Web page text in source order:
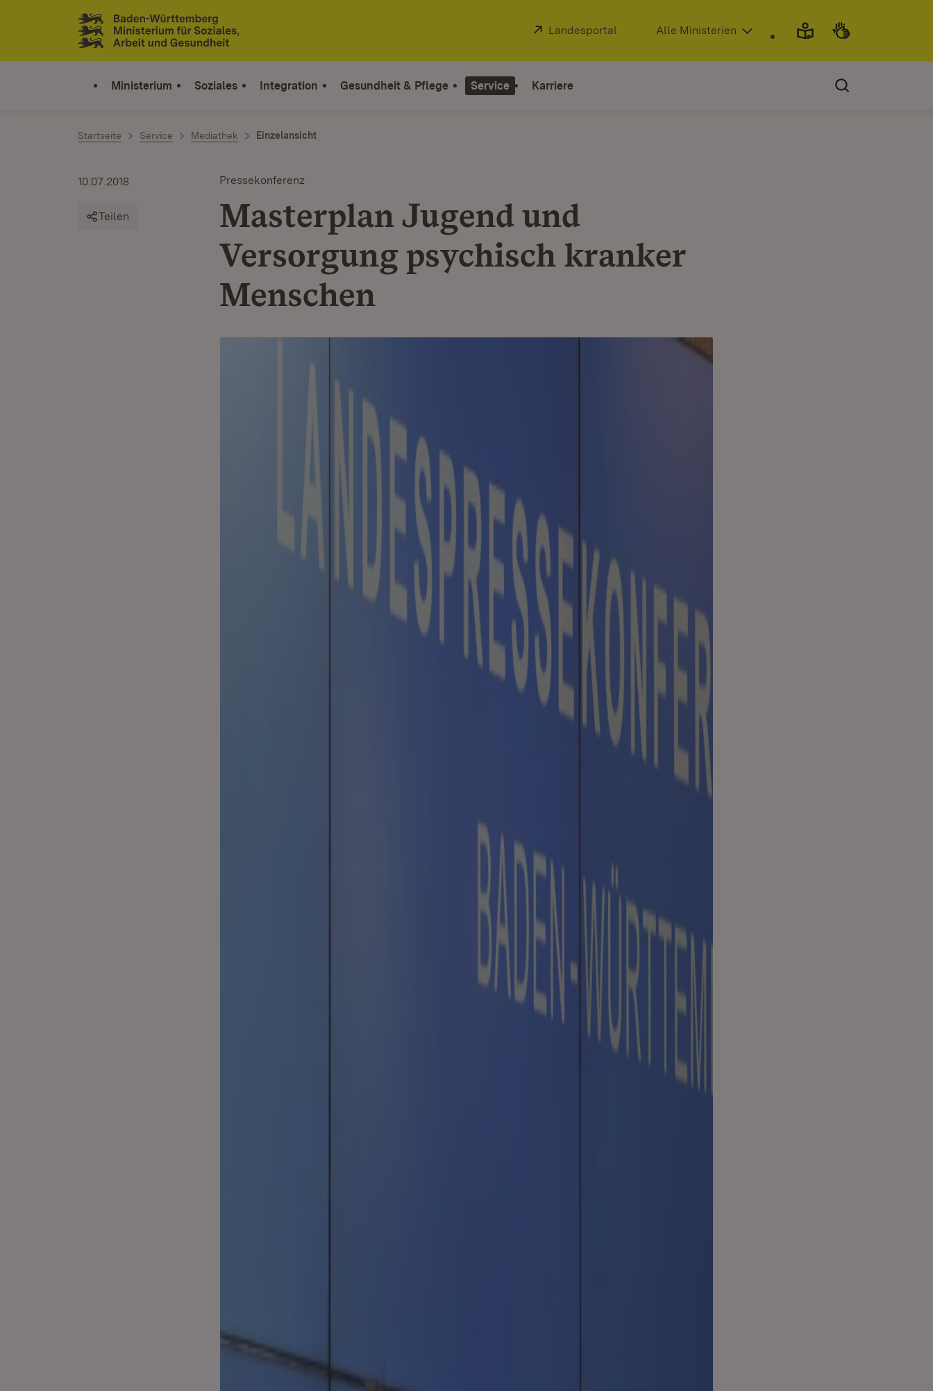
Zum Inhalt springen
Link zur Startseite
Extern:
Landesportal (Öffnet in neuem Fenster)
Alle Ministerien
Ministerium Soziales Integration Gesundheit & Pflege Service Karriere
Startseite Service Mediathek Einzelansicht
Pressekonferenz
Masterplan Jugend und
Versorgung psychisch kranker
Menschen
10.07.2018
Teilen